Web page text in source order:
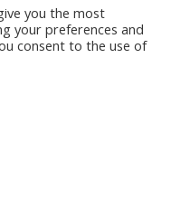
you the most
your preferences and
consent to the use of